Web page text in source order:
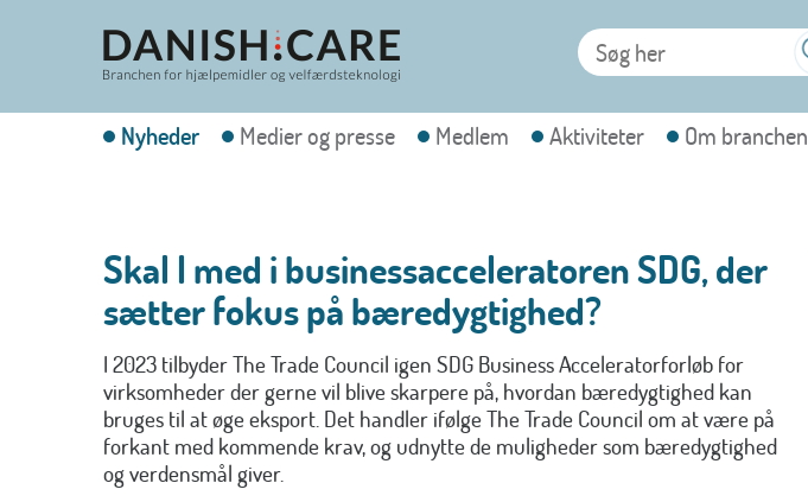
Nyheder Medier og presse Medlem Aktiviteter Om branchen
Skal I med i businessacceleratoren SDG, der
sætter fokus på bæredygtighed?
I 2023 tilbyder The Trade Council igen SDG Business Acceleratorforløb for
virksomheder der gerne vil blive skarpere på, hvordan bæredygtighed kan
bruges til at øge eksport. Det handler ifølge The Trade Council om at være på
forkant med kommende krav, og udnytte de muligheder som bæredygtighed
og verdensmål giver.